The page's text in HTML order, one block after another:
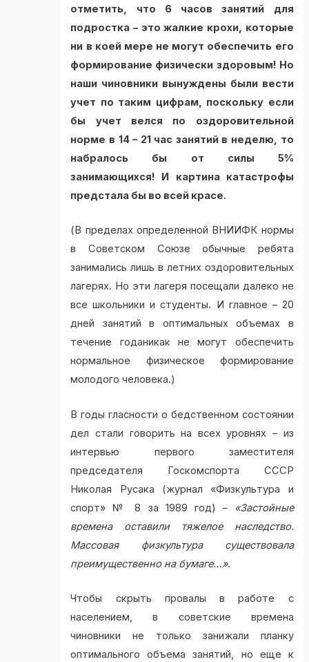
отметить, что 6 часов занятий для
подростка – это жалкие крохи, которые
ни в коей мере не могут обеспечить его
формирование физически здоровым! Но
наши чиновники вынуждены были вести
учет по таким цифрам, поскольку если
бы учет велся по оздоровительной
норме в 14 – 21 час занятий в неделю, то
набралось бы от силы 5%
занимающихся! И картина катастрофы
предстала бы во всей красе.
(В пределах определенной ВНИИФК нормы
в Советском Союзе обычные ребята
занимались лишь в летних оздоровительных
лагерях. Но эти лагеря посещали далеко не
все школьники и студенты. И главное – 20
дней занятий в оптимальных объемах в
течение годаникак не могут обеспечить
нормальное физическое формирование
молодого человека.)
В годы гласности о бедственном состоянии
дел стали говорить на всех уровнях – из
интервью первого заместителя
председателя Госкомспорта СССР
Николая Русака (журнал «Физкультура и
спорт» № 8 за 1989 год) –
«Застойные
времена оставили тяжелое наследство.
Массовая физкультура существовала
преимущественно на бумаге…».
Чтобы скрыть провалы в работе с
населением, в советские времена
чиновники не только занижали планку
оптимального объема занятий, но еще к